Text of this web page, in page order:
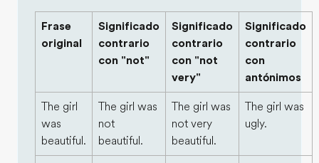
Frase
original
Significado
contrario
con "not"
Significado
contrario
con "not
very"
Significado
contrario
con
antónimos
The girl
was
beautiful.
The girl was
not
beautiful.
The girl was
not very
beautiful.
The girl was
ugly.